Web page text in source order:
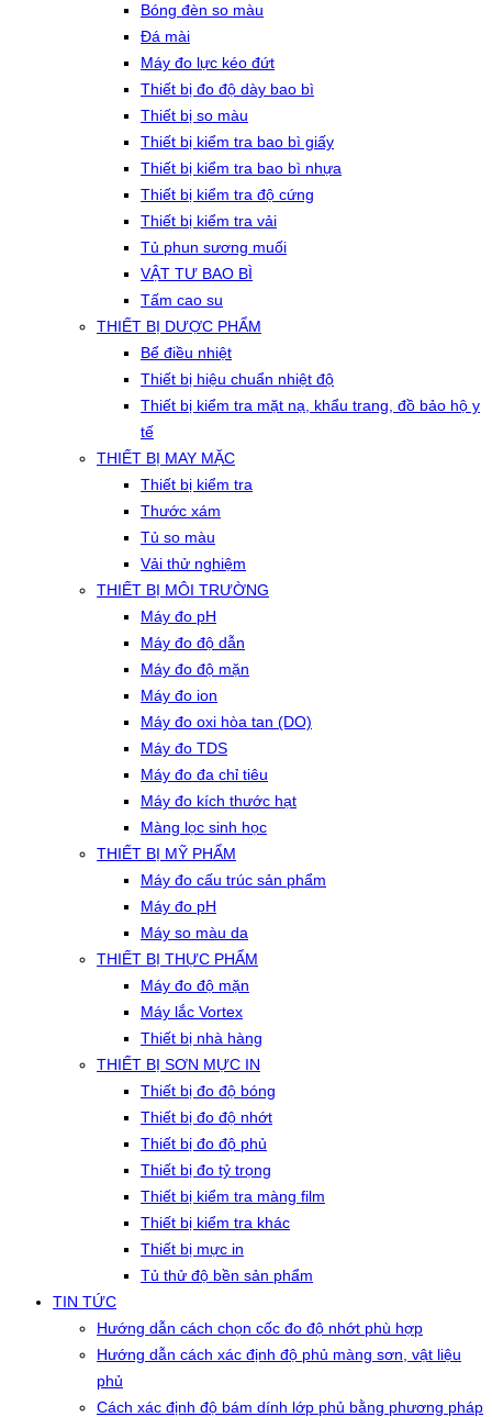
Bóng đèn so màu
Đá mài
Máy đo lực kéo đứt
Thiết bị đo độ dày bao bì
Thiết bị so màu
Thiết bị kiểm tra bao bì giấy
Thiết bị kiểm tra bao bì nhựa
Thiết bị kiểm tra độ cứng
Thiết bị kiểm tra vải
Tủ phun sương muối
VẬT TƯ BAO BÌ
Tấm cao su
THIẾT BỊ DƯỢC PHẨM
Bể điều nhiệt
Thiết bị hiệu chuẩn nhiệt độ
Thiết bị kiểm tra mặt nạ, khẩu trang, đồ bảo hộ y
tế
THIẾT BỊ MAY MẶC
Thiết bị kiểm tra
Thước xám
Tủ so màu
Vải thử nghiệm
THIẾT BỊ MÔI TRƯỜNG
Máy đo pH
Máy đo độ dẫn
Máy đo độ mặn
Máy đo ion
Máy đo oxi hòa tan (DO)
Máy đo TDS
Máy đo đa chỉ tiêu
Máy đo kích thước hạt
Màng lọc sinh học
THIẾT BỊ MỸ PHẨM
Máy đo cấu trúc sản phẩm
Máy đo pH
Máy so màu da
THIẾT BỊ THỰC PHẨM
Máy đo độ mặn
Máy lắc Vortex
Thiết bị nhà hàng
THIẾT BỊ SƠN MỰC IN
Thiết bị đo độ bóng
Thiết bị đo độ nhớt
Thiết bị đo độ phủ
Thiết bị đo tỷ trọng
Thiết bị kiểm tra màng film
Thiết bị kiểm tra khác
Thiết bị mực in
Tủ thử độ bền sản phẩm
TIN TỨC
Hướng dẫn cách chọn cốc đo độ nhớt phù hợp
Hướng dẫn cách xác định độ phủ màng sơn, vật liệu
phủ
Cách xác định độ bám dính lớp phủ bằng phương pháp